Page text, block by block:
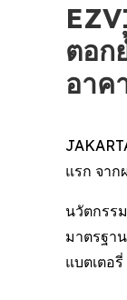
ตอก
อาค
แรก จา
นวัตกรร
มาตรฐา
แบตเตอ